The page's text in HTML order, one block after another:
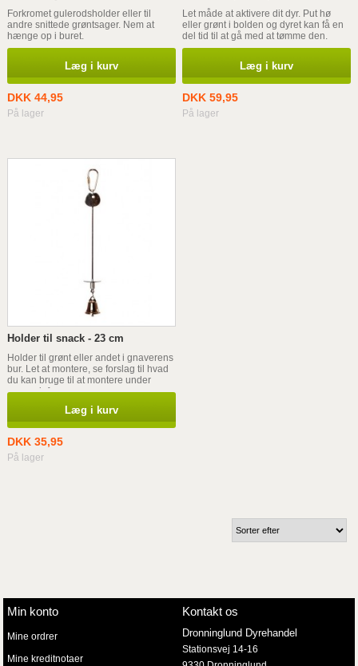
Forkromet gulerodsholder eller til
andre snittede grøntsager. Nem at
hænge op i buret.
Læg i kurv
DKK 44,95
På lager
Let måde at aktivere dit dyr. Put hø
eller grønt i bolden og dyret kan få en
del tid til at gå med at tømme den.
Læg i kurv
DKK 59,95
På lager
Holder til snack - 23 cm
Holder til grønt eller andet i gnaverens
bur. Let at montere, se forslag til hvad
du kan bruge til at montere under
varens info.
Læg i kurv
DKK 35,95
På lager
Min konto
Mine ordrer
Mine kreditnotaer
Kontakt os
Dronninglund Dyrehandel
Stationsvej 14-16